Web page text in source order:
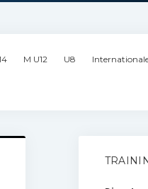
M U12 U8